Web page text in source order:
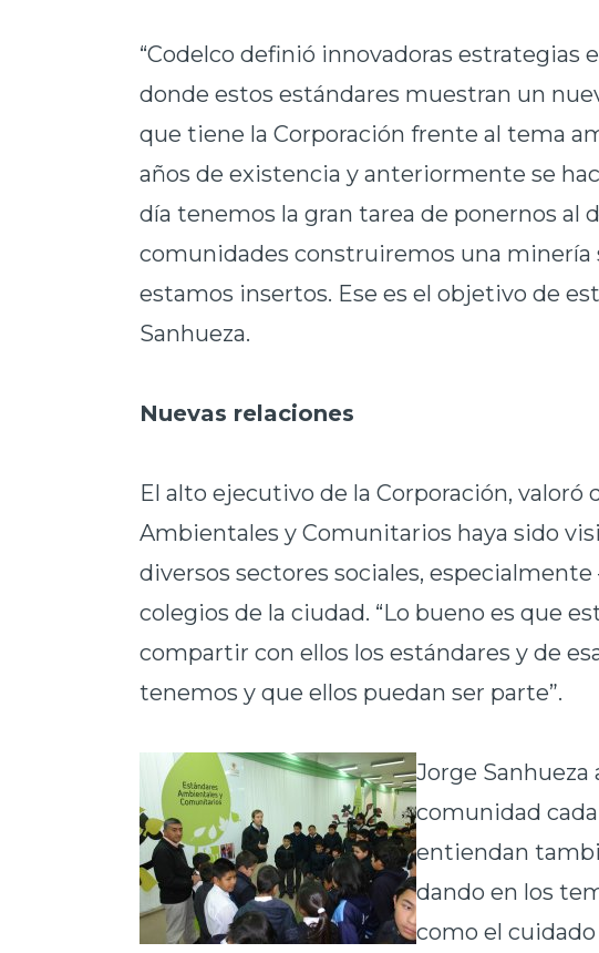
“Codelco definió innovadoras estrategias
donde estos estándares muestran un
que tiene la Corporación frente al tema
años de existencia y anteriormente se
día tenemos la gran tarea de ponernos al
comunidades construiremos una minería
estamos insertos. Ese es el objetivo de
Sanhueza.
Nuevas relaciones
El alto ejecutivo de la Corporación, valoró
Ambientales y Comunitarios haya sido
diversos sectores sociales,
colegios de la ciudad. “Lo bueno es que
compartir con ellos los estándares y de
tenemos y que ellos puedan ser parte”.
Jorge Sanhueza
comunidad
entiendan
dando en los
como el cuidado